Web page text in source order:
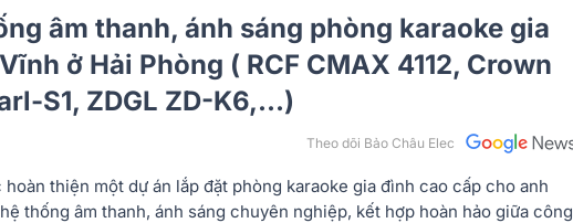
âm thanh, ánh sáng phòng karaoke gia
ở Hải Phòng ( RCF CMAX 4112, Crown
S1, ZDGL ZD-K6,...)
Theo dõi Bảo Châu Elec
thiện một dự án lắp đặt phòng karaoke gia đình cao cấp cho anh
thống âm thanh, ánh sáng chuyên nghiệp, kết hợp hoàn hảo giữa công